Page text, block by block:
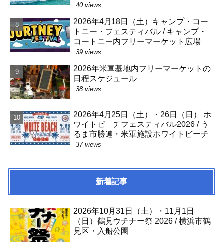
40 views
2026年4月18日（土）キャンプ・コー
トニー・フェスティバル / キャンプ・
コートニー内フリーマーケット広場
39 views
2026年米軍基地内フリーマーケットの
日程スケジュール
38 views
2026年4月25日（土）・26日（日） ホ
ワイトビーチフェスティバル2026 / う
るま市勝連・米軍施設ホワイトビーチ
37 views
新着記事
2026年10月31日（土）・11月1日
（日）鶴見ウチナー祭 2026 / 横浜市鶴
見区・入船公園